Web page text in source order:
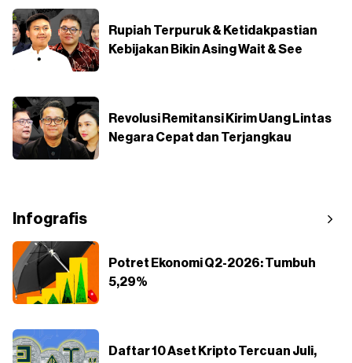
Rupiah Terpuruk & Ketidakpastian
Kebijakan Bikin Asing Wait & See
Revolusi Remitansi Kirim Uang Lintas
Negara Cepat dan Terjangkau
Infografis
Potret Ekonomi Q2-2026: Tumbuh
5,29%
Daftar 10 Aset Kripto Tercuan Juli,